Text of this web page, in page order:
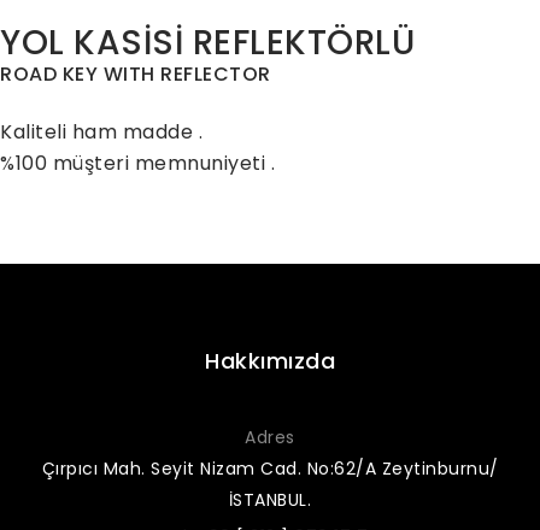
YOL KASİSİ REFLEKTÖRLÜ
ROAD KEY WITH REFLECTOR
Kaliteli ham madde .
%100 müşteri memnuniyeti .
Hakkımızda
Adres
Çırpıcı Mah. Seyit Nizam Cad. No:62/A Zeytinburnu/
İSTANBUL.